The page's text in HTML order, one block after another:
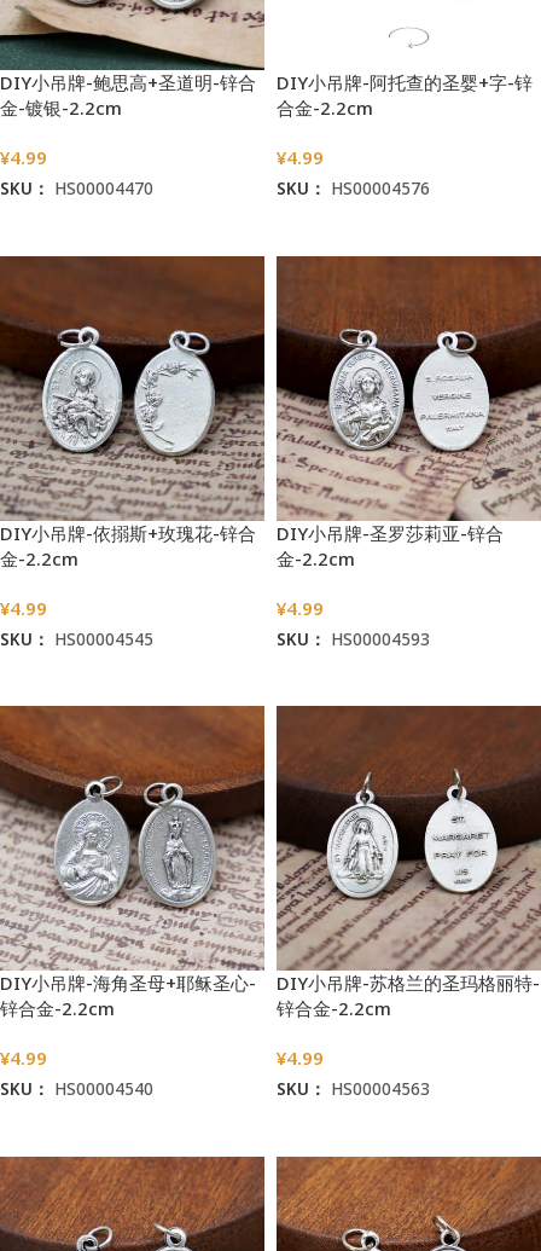
DIY小吊牌-鲍思高+圣道明-锌合
金-镀银-2.2cm
¥4.99
SKU： HS00004470
DIY小吊牌-阿托查的圣婴+字-锌
合金-2.2cm
¥4.99
SKU： HS00004576
DIY小吊牌-依搦斯+玫瑰花-锌合
金-2.2cm
¥4.99
SKU： HS00004545
DIY小吊牌-圣罗莎莉亚-锌合
金-2.2cm
¥4.99
SKU： HS00004593
DIY小吊牌-海角圣母+耶稣圣心-
锌合金-2.2cm
¥4.99
SKU： HS00004540
DIY小吊牌-苏格兰的圣玛格丽特-
锌合金-2.2cm
¥4.99
SKU： HS00004563